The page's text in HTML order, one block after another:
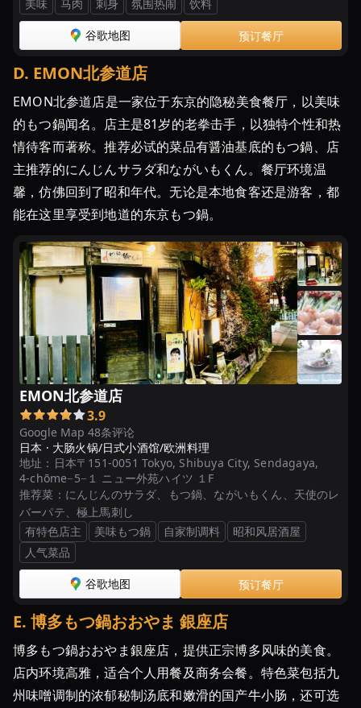
美味 马肉 刺身 氛围热闹 饮料
谷歌地图 预订餐厅
D. EMON北参道店
EMON北参道店是一家位于东京的隐秘美食餐厅，以美味
的もつ鍋闻名。店主是81岁的老拳击手，以独特个性和热
情待客而著称。推荐必试的菜品有醤油基底的もつ鍋、店
主推荐的にんじんサラダ和ながいもくん。餐厅环境温
馨，仿佛回到了昭和年代。无论是本地食客还是游客，都
能在这里享受到地道的东京もつ鍋。
EMON北参道店
Google Map 48条评论
3.9
日本 · 大肠火锅/日式小酒馆/欧洲料理
地址： 日本〒151-0051 Tokyo, Shibuya City, Sendagaya,
4-chōme−5−１ ニュー外苑ハイツ １F
推荐菜： にんじんのサラダ、もつ鍋、ながいもくん、天使のレ
バーパテ、極上馬刺し
有特色店主
美味もつ鍋 自家制调料
昭和风居酒屋
人气菜品
谷歌地图 预订餐厅
E. 博多もつ鍋おおやま 銀座店
博多もつ鍋おおやま銀座店，提供正宗博多风味的美食。
店内环境高雅，适合个人用餐及商务会餐。特色菜包括九
州味噌调制的浓郁秘制汤底和嫩滑的国产牛小肠，还可选